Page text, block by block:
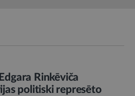
Rinkēviča
politiski represēto